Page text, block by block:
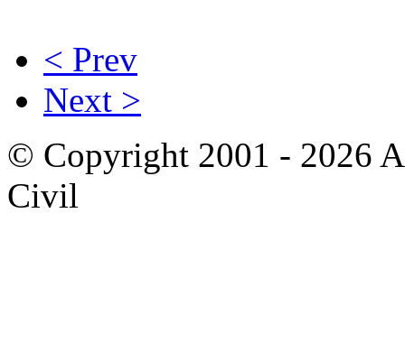
< Prev
Next >
© Copyright 2001 - 2026
Civil